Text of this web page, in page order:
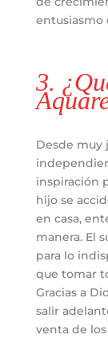
entusiasmo
3.
Desde muy
inspiración
hijo se
en casa,
manera. El
para lo
que tomar
Gracias a
salir
venta de